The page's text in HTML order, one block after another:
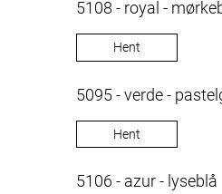
5108 - royal -
Hent
5095 - verde -
Hent
5106 - azur - lyseblå